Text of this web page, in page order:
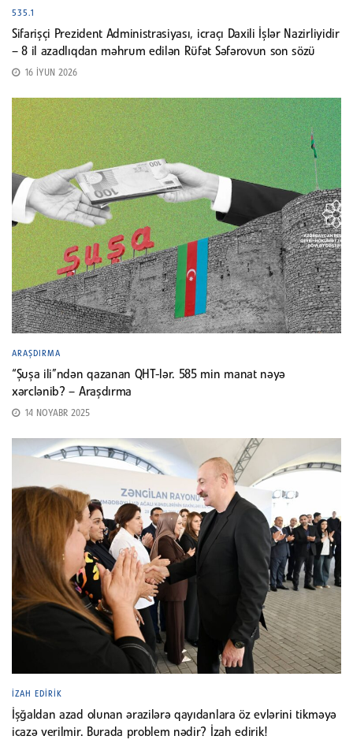
535.1
Sifarişçi Prezident Administrasiyası, icraçı Daxili İşlər Nazirliyidir
– 8 il azadlıqdan məhrum edilən Rüfət Səfərovun son sözü
16 İYUN 2026
ARAŞDIRMA
“Şuşa ili”ndən qazanan QHT-lər. 585 min manat nəyə
xərclənib? – Araşdırma
14 NOYABR 2025
İZAH EDIRIK
İşğaldan azad olunan ərazilərə qayıdanlara öz evlərini tikməyə
icazə verilmir. Burada problem nədir? İzah edirik!